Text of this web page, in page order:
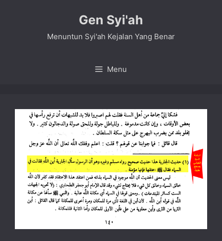
Gen Syi'ah
Menuntun Syi'ah Kejalan Yang Benar
Menu